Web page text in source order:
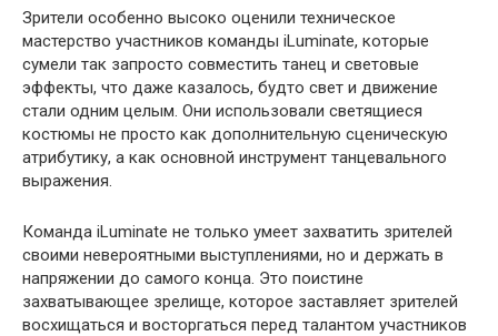
Зрители особенно высоко оценили техническое
мастерство участников команды iLuminate, которые
сумели так запросто совместить танец и световые
эффекты, что даже казалось, будто свет и движение
стали одним целым. Они использовали светящиеся
костюмы не просто как дополнительную сценическую
атрибутику, а как основной инструмент танцевального
выражения.
Команда iLuminate не только умеет захватить зрителей
своими невероятными выступлениями, но и держать в
напряжении до самого конца. Это поистине
захватывающее зрелище, которое заставляет зрителей
восхищаться и восторгаться перед талантом участников